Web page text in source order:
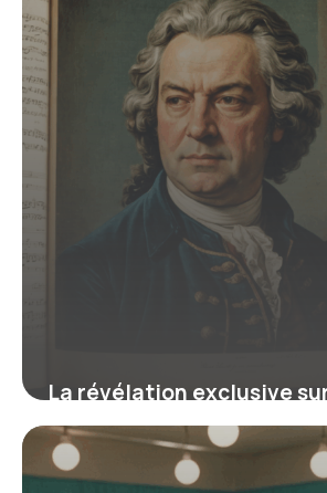
La révélation exclusive
manuscrits de Bach qui
votre compréhension de